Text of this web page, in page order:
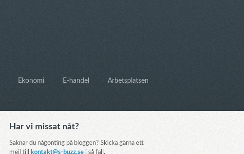
Ekonomi E-handel Arbetsplatsen
Har vi missat nåt?
Saknar du någonting på bloggen? Skicka gärna ett
mejl till
kontakt@s-buzz.se i så fall.